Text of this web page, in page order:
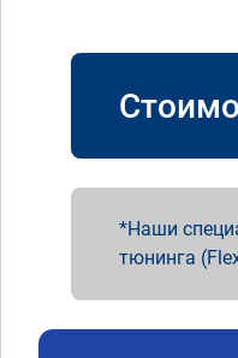
Наши
тюнинга